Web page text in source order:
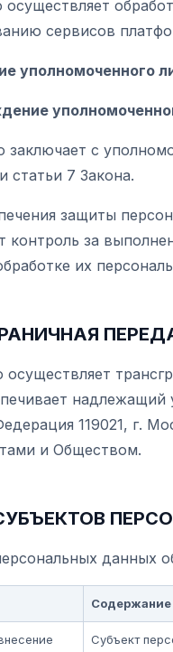
осуществляет
сервисов
уполномоченного
заключает с
статьи 7 Закона.
защиты
контроль за
их
осуществляет
119021, г.
и Обществом.
Содержание
Субъект